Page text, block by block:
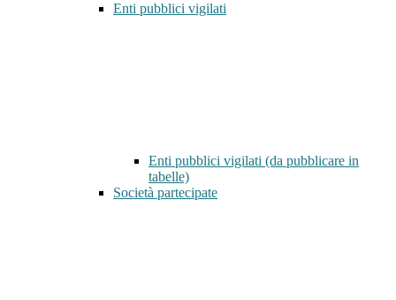
Enti pubblici vigilati
Enti pubblici vigilati (da pubblicare in
tabelle)
Società partecipate